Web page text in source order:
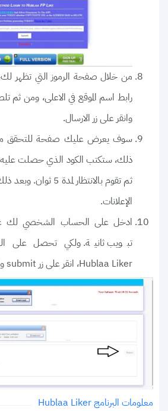
من خلال صفحة الرموز التي تظهر
وانقر على زر الارسال.
سوف يعرض عليك صفحة للتحقق من
ذلك، ستكتب الكود الذي حصلت عليه
ثم تقوم بالانتظار
الإعلانات.
ادخل على الحساب الشخصي لك
تبويب ثانية. ولكي تحصل على
Hublaa Liker، انقر على زر submit وانتظر قليلا.
معلومات البرنامج Hublaa Liker